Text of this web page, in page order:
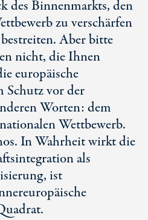
des Binnenmarkts, den
zu verschärfen
Aber bitte
nicht, die Ihnen
europäische
Schutz vor der
Worten: dem
Wettbewerb.
In Wahrheit wirkt die
als
ist